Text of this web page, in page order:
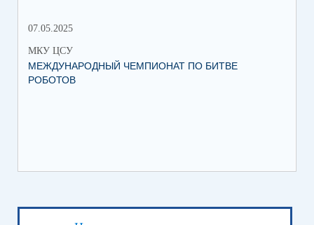
07.05.2025
МКУ ЦСУ
МЕЖДУНАРОДНЫЙ ЧЕМПИОНАТ ПО БИТВЕ
РОБОТОВ